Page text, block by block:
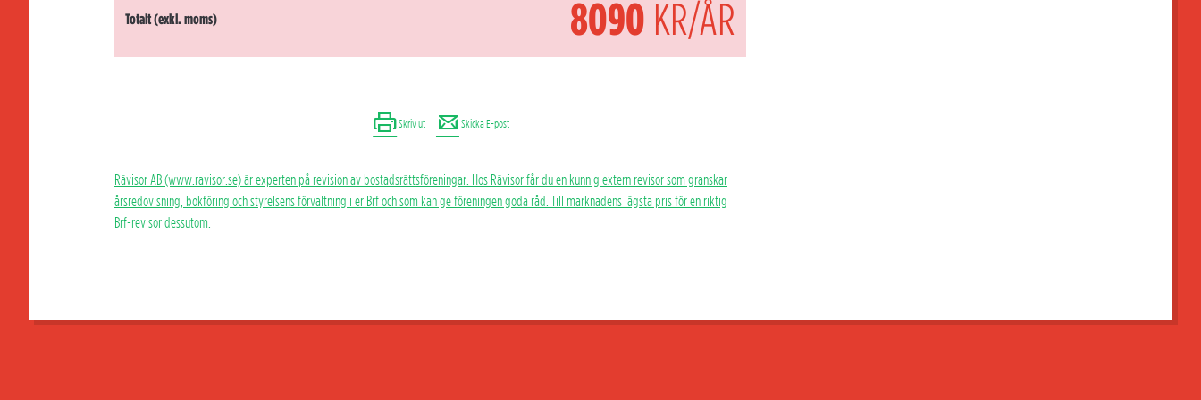
Totalt (exkl. moms) 8090 KR/ÅR
Skriv ut Skicka E-post
Rävisor AB (www.ravisor.se) är experten på revision av bostadsrättsföreningar. Hos Rävisor får du en kunnig extern revisor som granskar
årsredovisning, bokföring och styrelsens förvaltning i er Brf och som kan ge föreningen goda råd. Till marknadens lägsta pris för en riktig
Brf-revisor dessutom.